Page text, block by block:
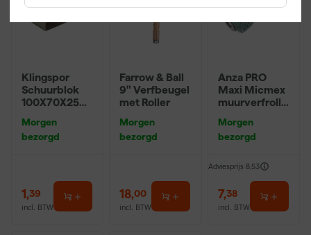
Klingspor
Schuurblok
100X70X25m
P220
Morgen
bezorgd
1,39
incl. BTW
Farrow & Ball
9" Verfbeugel
met Roller
Morgen
bezorgd
18,00
incl. BTW
Anza PRO
Maxi Micmex
muurverfrolle
Morgen
bezorgd
Adviesprijs 8,53
7,38
incl. BTW